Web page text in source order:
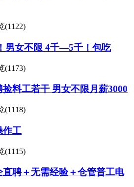
(1122)
男女不限 4千—5千！包吃
(1173)
料工若干 男女不限月薪3000
(1118)
作工
(1115)
聘＋无需经验＋仓管普工电